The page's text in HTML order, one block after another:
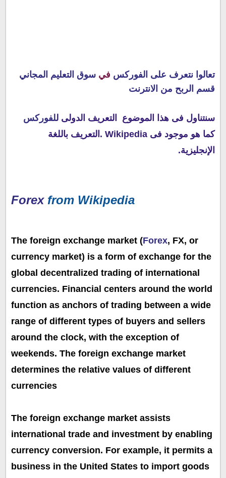
تعالوا نتعرف على الفوركس في سوق التعليم المجاني
قسم الربح من الانترنت
سنتناول فى هذا الموضوع التعريف الدولى للفوركس
كما هو موجود فى
Wikipedia .التعريف باللغة
الإنجليزية.
Forexfrom Wikipedia
The foreign exchange market (Forex, FX, or
currency market) is a form of exchange for the
global decentralized trading of international
currencies. Financial centers around the world
function as anchors of trading between a wide
range of different types of buyers and sellers
around the clock, with the exception of
weekends. The foreign exchange market
determines the relative values of different
currencies
The foreign exchange market assists
international trade and investment by enabling
currency conversion. For example, it permits a
business in the United States to import goods